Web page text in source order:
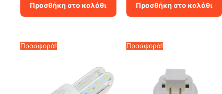
1.30€.είναι:
0.91€.
Προσθήκη στο καλάθι
1.90€.είναι:
1.33€.
Προσθήκη στο καλάθι
Προσφορά! Προσφορά!